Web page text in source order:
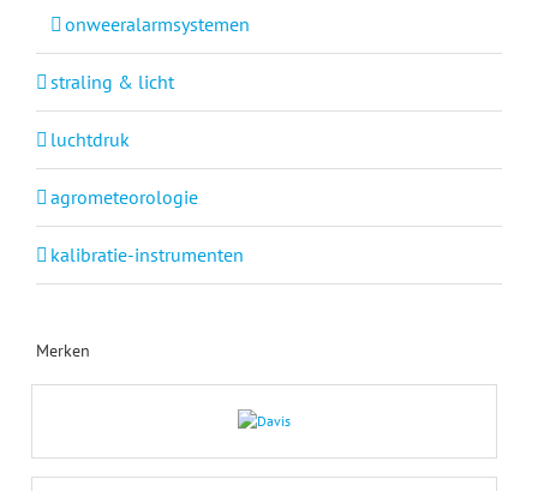
onweeralarmsystemen
straling & licht
luchtdruk
agrometeorologie
kalibratie-instrumenten
Merken